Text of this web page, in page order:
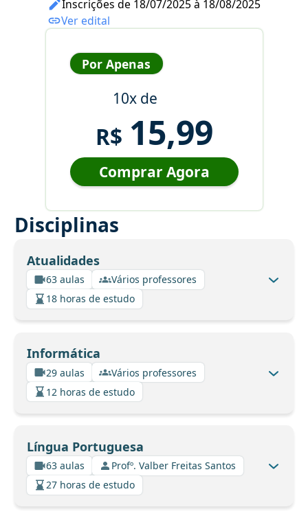
Inscrições de 18/07/2025 à 18/08/2025
Ver edital
Por Apenas
10x de
R$ 15,99
Comprar Agora
Disciplinas
Atualidades
63 aulas
Vários professores
18 horas de estudo
Informática
29 aulas
Vários professores
12 horas de estudo
Língua Portuguesa
63 aulas
Profº. Valber Freitas Santos
27 horas de estudo